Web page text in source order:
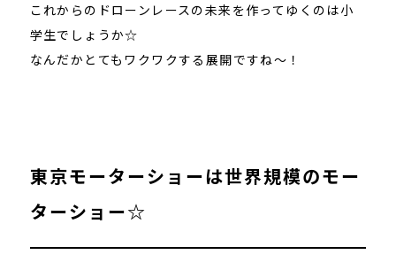
これからのドローンレースの未来を作ってゆくのは小
学生でしょうか☆
なんだかとてもワクワクする展開ですね～！
東京モーターショーは世界規模のモー
ターショー☆